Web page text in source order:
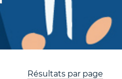
Résultats par page